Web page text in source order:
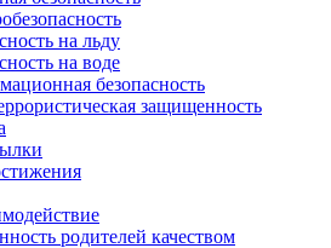
на льду
на воде
безопасность
защищенность
родителей качеством